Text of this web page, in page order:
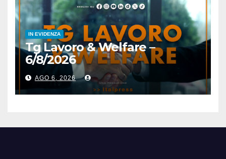
IN EVIDENZA
Tg Lavoro & Welfare –
6/8/2026
AGO 6, 2026